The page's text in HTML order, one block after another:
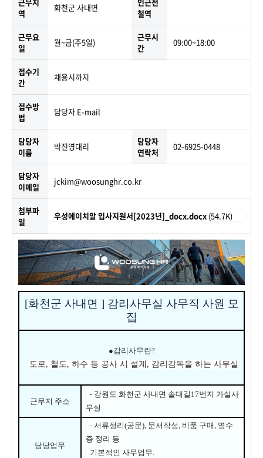
역
화천군 사내면
철역
근무요
일
월~금(주5일)
근무시
간
09:00~18:00
접수기
간
채용시까지
접수방
법
담당자 E-mail
담당자
이름
박진영대리
담당자
연락처
02-6925-0448
담당자
이메일
jckim@woosunghr.co.kr
첨부파
일
우성에이치알 입사지원서[2023년]_docx.docx (54.7K)
[화천군 사내면 ] 감리사무실 사무직 사원 모
집
●감리사무란?
도로, 철도, 하수 등 공사 시 설계 , 감리감독을 하는 사무실
근무지 주소
- 강원도 화천군 사내면 솔대길17번지 가설사
무실
담당업무
- 서류정리(공문), 문서작성, 비품 구매, 영수
증 정리 등
기본적인 사무업무.